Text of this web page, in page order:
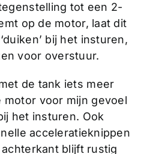
tot een 2-
op de motor, laat dit
bij het insturen,
voor overstuur.
de tank iets meer
voor mijn gevoel
het insturen. Ook
acceleratieknippen
blijft rustig